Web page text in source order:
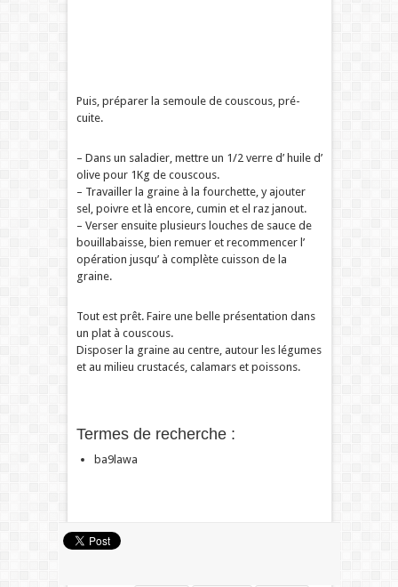
Puis, préparer la semoule de couscous, pré-
cuite.
– Dans un saladier, mettre un 1/2 verre d’ huile d’
olive pour 1Kg de couscous.
– Travailler la graine à la fourchette, y ajouter
sel, poivre et là encore, cumin et el raz janout.
– Verser ensuite plusieurs louches de sauce de
bouillabaisse, bien remuer et recommencer l’
opération jusqu’ à complète cuisson de la
graine.
Tout est prêt. Faire une belle présentation dans
un plat à couscous.
Disposer la graine au centre, autour les légumes
et au milieu crustacés, calamars et poissons.
Termes de recherche :
ba9lawa